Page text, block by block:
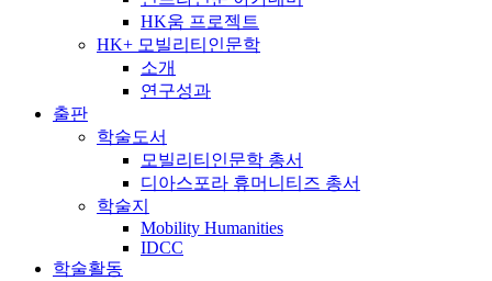
HK움 프로젝트
HK+ 모빌리티인문학
소개
연구성과
출판
학술도서
모빌리티인문학 총서
디아스포라 휴머니티즈 총서
학술지
Mobility Humanities
IDCC
학술활동